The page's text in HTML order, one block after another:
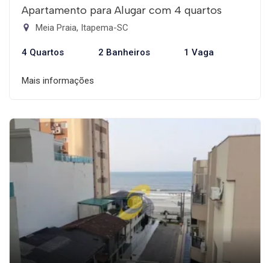
Apartamento para Alugar com 4 quartos
Meia Praia, Itapema-SC
4 Quartos 2 Banheiros 1 Vaga
Mais informações